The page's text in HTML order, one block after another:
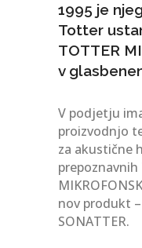
1995 je
Totter
TOTTER
v
V podjetju
proizvodnjo
za akustične
nov produkt
SONATTER.